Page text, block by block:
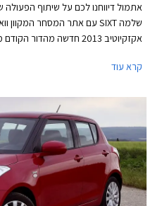
אתמול דיווחנו לכם על שיתוף
אקזקיוטיב 2013 חדשה
המחירון הרשמי. להלן רשימת הדגמים
קרא עוד